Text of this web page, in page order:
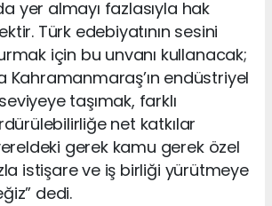
yer almayı fazlasıyla hak
Türk edebiyatının sesini
için bu unvanı kullanacak;
Kahramanmaraş’ın endüstriyel
taşımak, farklı
net katkılar
gerek kamu gerek özel
istişare ve iş birliği yürütmeye
dedi.